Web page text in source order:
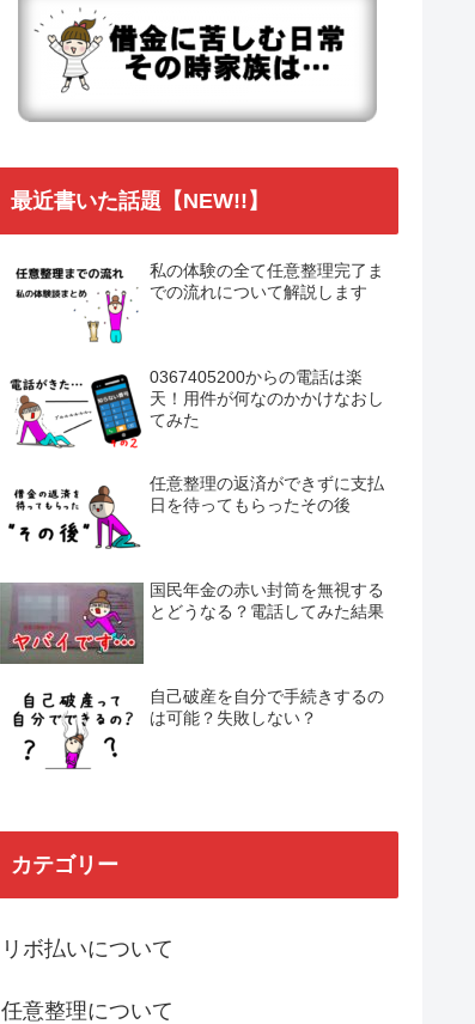
最近書いた話題【NEW!!】
私の体験の全て任意整理完了ま
での流れについて解説します
0367405200からの電話は楽
天！用件が何なのかかけなおし
てみた
任意整理の返済ができずに支払
日を待ってもらったその後
国民年金の赤い封筒を無視する
とどうなる？電話してみた結果
自己破産を自分で手続きするの
は可能？失敗しない？
カテゴリー
リボ払いについて
任意整理について